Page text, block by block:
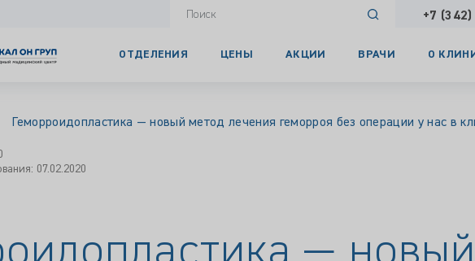
+7
ОТДЕЛЕНИЯ ЦЕНЫ АКЦИИ ВРАЧИ О
Геморроидопластика — новый метод лечения геморроя без операции у нас в
07.02.2020